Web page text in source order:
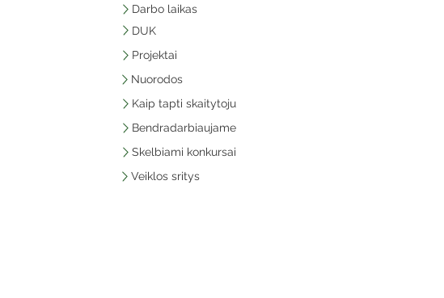
Darbo laikas
DUK
Projektai
Nuorodos
Kaip tapti skaitytoju
Bendradarbiaujame
Skelbiami konkursai
Veiklos sritys